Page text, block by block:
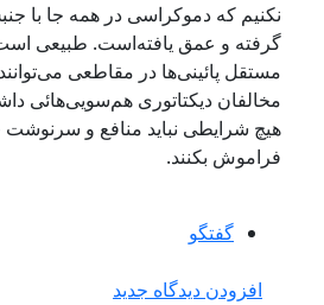
نکنیم که دموکراسی در همه جا با
گرفته و عمق یافته‌است. طبیعی
مستقل پائینی‌ها در مقاطعی می‌توانند و
مخالفان دیکتاتوری هم‌سویی‌هائی
هیچ شرایطی نباید منافع و سرنوشت
فراموش بکنند.
گفتگو
افزودن دیدگاه جدید